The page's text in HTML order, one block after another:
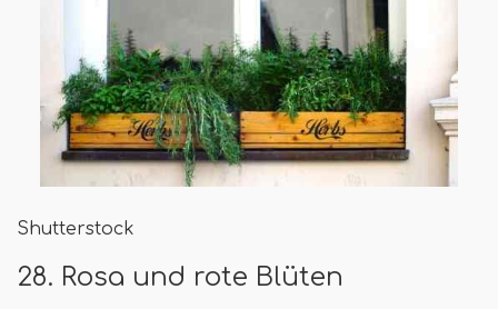
Shutterstock
28. Rosa und rote Blüten